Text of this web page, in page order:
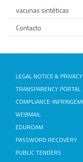
vacunas sintéticas
Contacto
LEGAL NOTICE &
TRANSPARENCY PORTAL
COMPLIANCE-
WEBMAIL
EDUROAM
PASSWORD RECOVERY
PUBLIC TENDERS